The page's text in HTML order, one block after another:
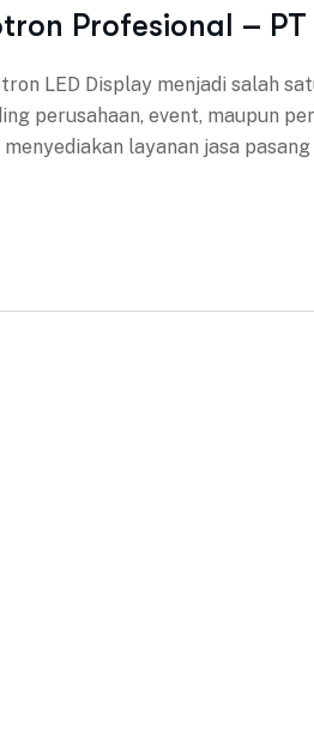
Profesional –
LED Display menjadi salah
perusahaan, event, maupun
layanan jasa